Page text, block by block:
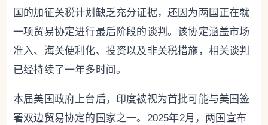
国的加征关税计划缺乏充分证据，还因为两国正在就
一项贸易协定进行最后阶段的谈判。该协定涵盖市场
准入、海关便利化、投资以及非关税措施，相关谈判
已经持续了一年多时间。
本届美国政府上台后，印度被视为首批可能与美国签
署双边贸易协定的国家之一。2025年2月，两国宣布